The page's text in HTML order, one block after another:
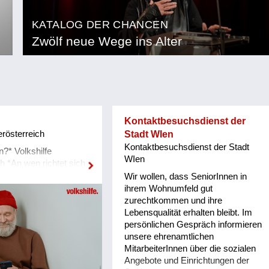
KATALOG DER CHANCEN
Zwölf neue Wege ins Alter
Volkshilfe
*An wen richtet sich
des
*Rede.zeit* richtet
60+ in ganz
und rückt die Rolle
und
Netzwerken für
in den
Kontaktbesuchsdienst der
Stadt WIen
Kontaktbesuchsdienst der Stadt
WIen
Wir wollen, dass SeniorInnen in
ihrem Wohnumfeld gut
zurechtkommen und ihre
Lebensqualität erhalten bleibt. Im
persönlichen Gespräch informieren
unsere ehrenamtlichen
MitarbeiterInnen über die sozialen
Angebote und Einrichtungen der